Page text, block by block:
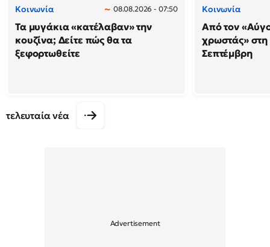
Κοινωνία 08.08.2026 - 07:50
Τα μυγάκια «κατέλαβαν» την
κουζίνα; Δείτε πώς θα τα
ξεφορτωθείτε
Κοινωνία
Από τον
χρωστάς»
Σεπτέμβρη
τελευταία νέα